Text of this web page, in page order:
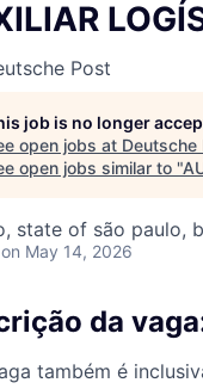
Post
job is no longer
open jobs at Deutsche
open jobs similar to "
state of são paulo,
on May 14, 2026
da
também é